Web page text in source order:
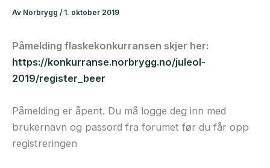
Av Norbrygg / 1. oktober 2019
Påmelding flaskekonkurransen skjer her:
https://konkurranse.norbrygg.no/juleol-
2019/register_beer
Påmelding er åpent. Du må logge deg inn med
brukernavn og passord fra forumet før du får opp
registreringen